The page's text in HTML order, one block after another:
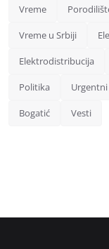
Vreme
Vreme u Srbiji
Elektrodistribucija
Politika
Bogatić Vesti